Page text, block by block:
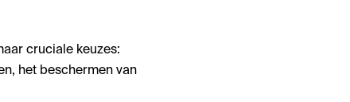
cruciale keuzes:
het beschermen van